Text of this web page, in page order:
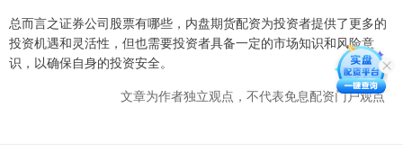
总而言之证券公司股票有哪些，内盘期货配资为投资者提供了更多的
投资机遇和灵活性，但也需要投资者具备一定的市场知识和风险意
识，以确保自身的投资安全。
文章为作者独立观点，不代表免息配资门户观点